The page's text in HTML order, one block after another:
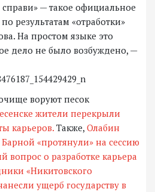
— такое официальное
результатам «отработки»
На простом языке это
дело не было возбуждено, —
жители перекрыли
карьеров. Также, Олабин
«протянули» на сессию
вопрос о разработке карьера
«Никитовского
ущерб государству в